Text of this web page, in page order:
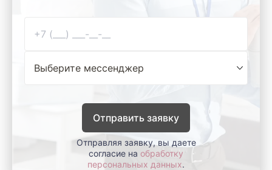
Отправить заявку
Отправляя заявку, вы даете
согласие на обработку
персональных данных.